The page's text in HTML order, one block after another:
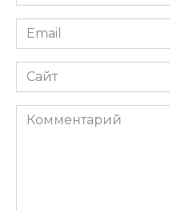
Email
Сайт
Комментарий